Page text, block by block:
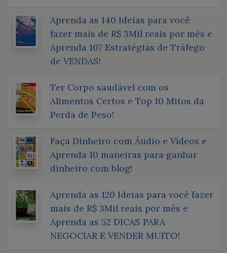
Aprenda as 140 Ideias para você
fazer mais de R$ 3Mil reais por mês e
Aprenda 107 Estratégias de Tráfego
de VENDAS!
Ter Corpo saudável com os
Alimentos Certos e Top 10 Mitos da
Perda de Peso!
Faça Dinheiro com Áudio e Vídeos e
Aprenda 10 maneiras para ganhar
dinheiro com blog!
Aprenda as 120 Ideias para você fazer
mais de R$ 3Mil reais por mês e
Aprenda as 52 DICAS PARA
NEGOCIAR E VENDER MUITO!